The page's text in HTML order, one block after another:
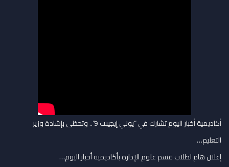
أكاديمية أخبار اليوم تشارك في “يوني إيجيبت 9”.. وتحظى بإشادة وزير
التعليم…
إعلان هام لطلاب قسم علوم الإدارة بأكاديمية أخبار اليوم…